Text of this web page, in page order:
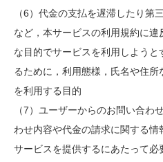
（6）代金の支払を遅滞したり第
など，本サービスの利用規約に
な目的でサービスを利用しよう
るために，利用態様，氏名や住
を利用する目的
（7）ユーザーからのお問い合わ
わせ内容や代金の請求に関する
サービスを提供するにあたって